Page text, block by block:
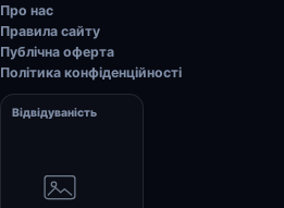
Про нас
Правила сайту
Публічна оферта
Політика конфіденційності
Відвідуваність